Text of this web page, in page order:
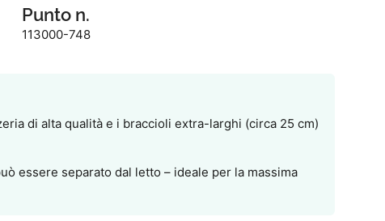
Punto n.
113000-748
di alta qualità e i braccioli extra-larghi (circa 25 cm)
essere separato dal letto – ideale per la massima